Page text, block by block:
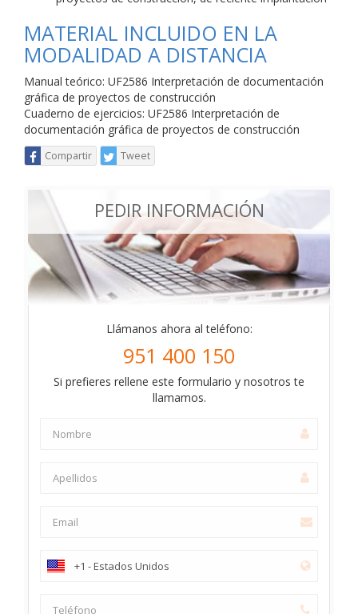
MATERIAL INCLUIDO EN LA
MODALIDAD A DISTANCIA
Manual teórico: UF2586 Interpretación de documentación
gráfica de proyectos de construcción
Cuaderno de ejercicios: UF2586 Interpretación de
documentación gráfica de proyectos de construcción
Compartir Tweet
PEDIR INFORMACIÓN
Llámanos ahora al teléfono:
951 400 150
Si prefieres rellene este formulario y nosotros te
llamamos.